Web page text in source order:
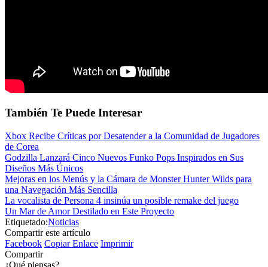
También Te Puede Interesar
Xbox Recibe Críticas por Desatender a la Comunidad de Jugadores
de Corea
Godzilla Lanzará Cinco Nuevos Funko Pops Inspirados en Sus
Diseños Más Únicos
Mejoras en los Menús y la Cámara de Monster Hunter Wilds para
una Navegación Más Sencilla
La vocalista de Persona 4 insinúa un posible remake del juego
Un Mar de Amor Destilado en Este Proyecto
Etiquetado:Noticias
Compartir este artículo
Facebook Copiar Enlace Imprimir
Compartir
¿Qué piensas?